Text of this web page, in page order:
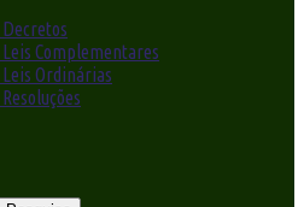
Complementares
Ordinárias